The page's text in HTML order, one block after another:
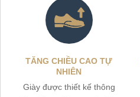
TĂNG CHIỀU CAO TỰ
NHIÊN
Giày được thiết kế thông